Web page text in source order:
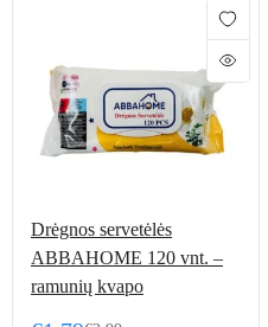
Drėgnos servetėlės
ABBAHOME 120 vnt. –
ramunių kvapo